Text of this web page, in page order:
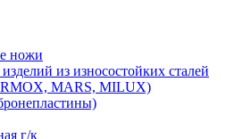
ножи
из износостойких сталей
MARS, MILUX)
г/к